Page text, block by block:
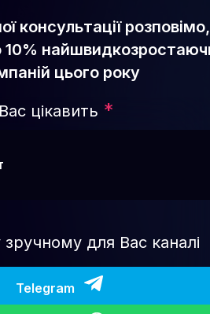
консультації
10%
цього року
цікавить *
для Вас каналі
Telegram